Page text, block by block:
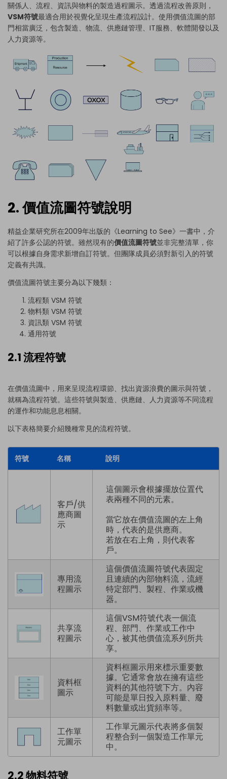
關係人、流程、資訊與物料的製造過程圖示。透過流程改善原則，
VSM符號最適合用於視覺化呈現生產流程設計。使用價值流圖的部
門相當廣泛，包含製造、物流、供應鏈管理、IT服務、軟體開發以及
人力資源等。
2. 價值流圖符號說明
精益企業研究所在2009年出版的《Learning to See》一書中，介
紹了許多公認的符號。雖然現有的價值流圖符號並非完整清單，你
可以根據自身需求新增自訂符號。但團隊成員必須對新引入的符號
定義有共識。
價值流圖符號主要分為以下幾類：
流程類 VSM 符號
物料類 VSM 符號
資訊類 VSM 符號
通用符號
2.1 流程符號
在價值流圖中，用來呈現流程環節、找出資源浪費的圖示與符號，
就稱為流程符號。這些符號與製造、供應鏈、人力資源等不同流程
的運作和功能息息相關。
以下表格簡要介紹幾種常見的流程符號。
符號 名稱 說明
客戶/供
應商圖
示
這個圖示會根據擺放位置代
表兩種不同的元素。
當它放在價值流圖的左上角
時，代表的是供應商。
若放在右上角，則代表客
戶。
專用流
程圖示
這個價值流圖符號代表固定
且連續的內部物料流，流經
特定部門、製程、作業或機
器。
共享流
程圖示
這個VSM符號代表一個流
程、部門、作業或工作中
心，被其他價值流系列所共
享。
資料框
圖示
資料框圖示用來標示重要數
據。它通常會放在擁有這些
資料的其他符號下方。內容
可能是單日投入原料量、廢
料數量或出貨頻率等。
工作單
元圖示
工作單元圖示代表將多個製
程整合到一個製造工作單元
中。
2.2 物料符號